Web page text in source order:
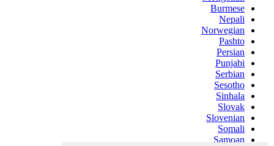
Burmese
Nepali
Norwegian
Pashto
Persian
Punjabi
Serbian
Sesotho
Sinhala
Slovak
Slovenian
Somali
Samoan